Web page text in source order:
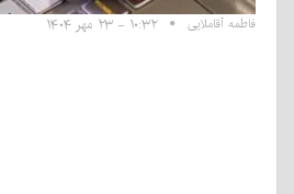
فاطمه آقاملایی ۱۰:۳۲ - ۲۳ مهر ۱۴۰۴